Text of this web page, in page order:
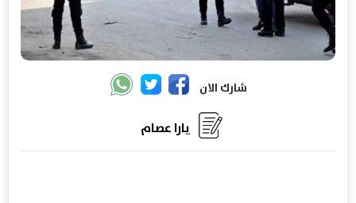
شارك الان
يارا عصام